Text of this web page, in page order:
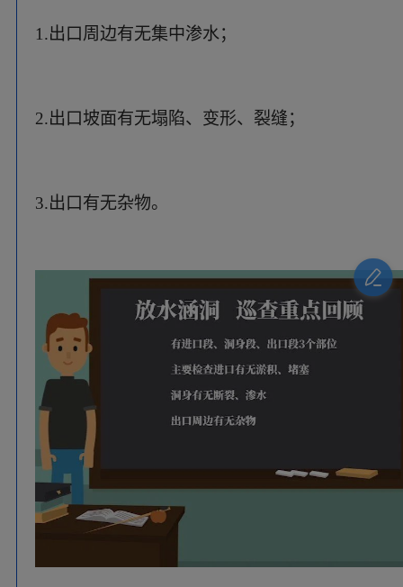
04
金属结构和电气
主要检查启闭设施、闸门、电气设备3个部
溢洪道和放水涵洞时，同时检查金属结构和启闭